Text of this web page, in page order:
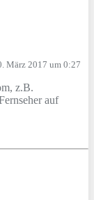
März 2017 um 0:27
z.B.
auf